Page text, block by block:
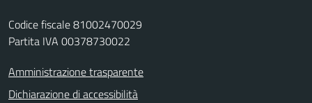
Codice fiscale 81002470029
Partita IVA 00378730022
Amministrazione trasparente
Dichiarazione di accessibilità